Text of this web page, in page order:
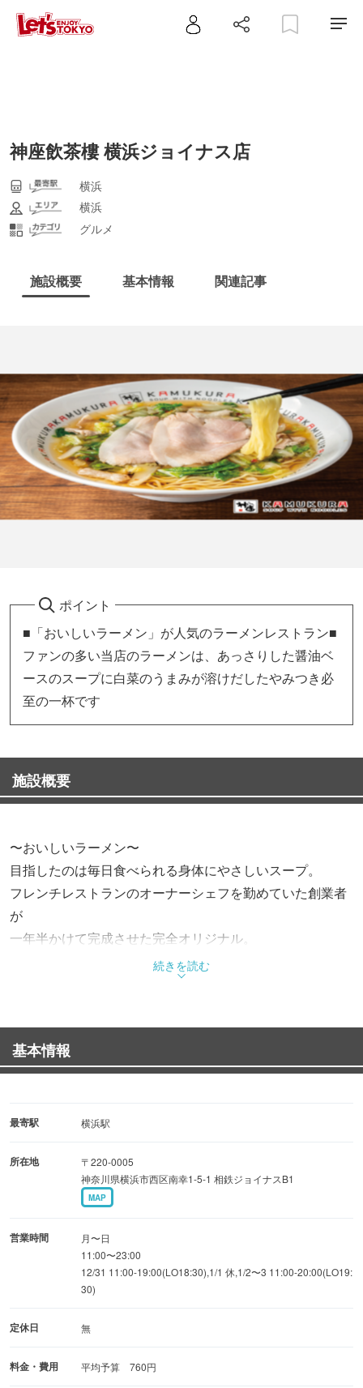
神座飲茶樓 横浜ジョイナス店
横浜
横浜
グルメ
施設概要 基本情報 関連記事
ポイント
■「おいしいラーメン」が人気のラーメンレストラン■
ファンの多い当店のラーメンは、あっさりした醤油ベ
ースのスープに白菜のうまみが溶けだしたやみつき必
至の一杯です
施設概要
〜おいしいラーメン〜
目指したのは毎日食べられる身体にやさしいスープ。
フレンチレストランのオーナーシェフを勤めていた創業者
が
一年半かけて完成させた完全オリジナル。
あっさりしているのに素材の旨みとコクが凝縮した味を
どうぞお召し上がりください。
〜味へのこだわりは、 3つのこだわりから〜
●スープソムリエ
厳しい審査に合格したスープソムリエが作る一杯のラーメ
おいしくて安心安全。素材の良さをそのままお客様にお伝
えいたします
●接客・清潔
おいしい料理は綺麗なところからしか生まれない
続きを読む
基本情報
最寄駅 横浜駅
所在地
〒220-0005
神奈川県横浜市西区南幸1-5-1 相鉄ジョイナスB1
MAP
営業時間
月〜日
11:00〜23:00
12/31 11:00-19:00(LO18:30),1/1 休,1/2〜3 11:00-20:00(LO19:
30)
定休日 無
料金・費用 平均予算 760円